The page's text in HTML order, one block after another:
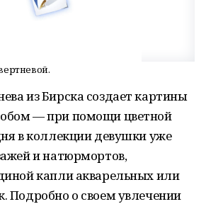
из Бирска создает картины
— при помощи цветной
в коллекции девушки уже
и натюрмортов,
капли акварельных или
Подробно о своем увлечении